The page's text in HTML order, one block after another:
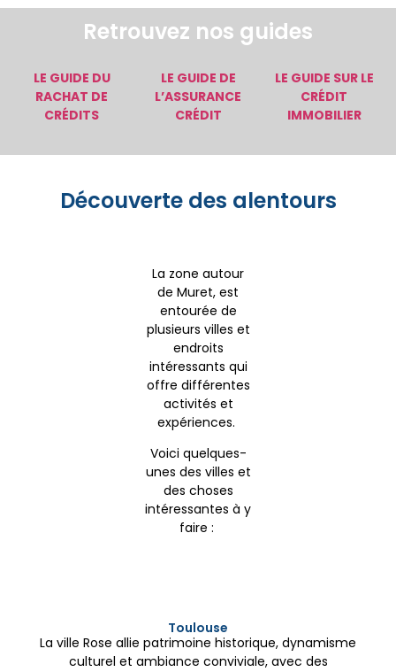
Retrouvez nos guides
LE GUIDE DU
RACHAT DE
CRÉDITS
LE GUIDE DE
L’ASSURANCE
CRÉDIT
LE GUIDE SUR LE
CRÉDIT
IMMOBILIER
Découverte des alentours
La zone autour
de Muret, est
entourée de
plusieurs villes et
endroits
intéressants qui
offre différentes
activités et
expériences.
Voici quelques-
unes des villes et
des choses
intéressantes à y
faire :
Toulouse
La ville Rose allie patrimoine historique, dynamisme
culturel et ambiance conviviale, avec des